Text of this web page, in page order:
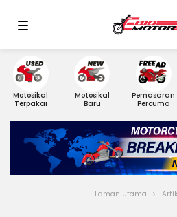
Motosikal
Terpakai
Motosikal
Baru
Pemasaran
Percuma
Laman Utama